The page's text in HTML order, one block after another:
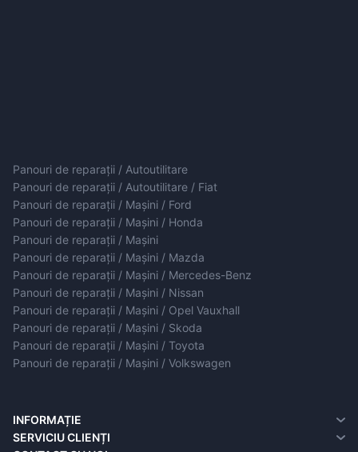
Panouri de reparații / Autoutilitare
Panouri de reparații / Autoutilitare / Fiat
Panouri de reparații / Mașini / Ford
Panouri de reparații / Mașini / Honda
Panouri de reparații / Mașini
Panouri de reparații / Mașini / Mazda
Panouri de reparații / Mașini / Mercedes-Benz
Panouri de reparații / Mașini / Nissan
Panouri de reparații / Mașini / Opel Vauxhall
Panouri de reparații / Mașini / Skoda
Panouri de reparații / Mașini / Toyota
Panouri de reparații / Mașini / Volkswagen
INFORMAȚIE
Despre noi
SERVICIU CLIENȚI